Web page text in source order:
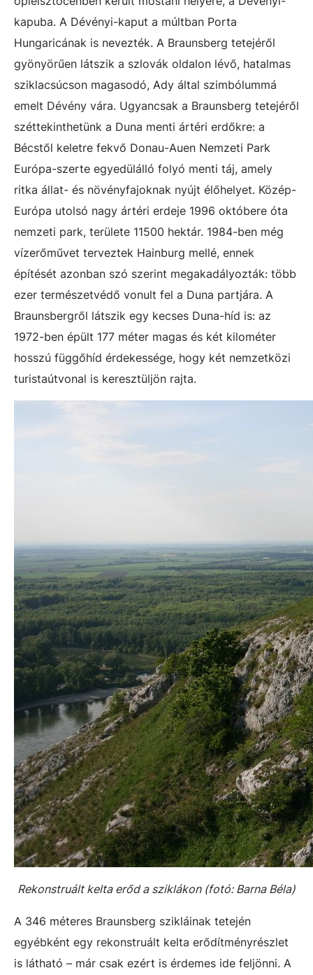
kapuba. A Dévényi-kaput a múltban Porta
Hungaricának is nevezték. A Braunsberg tetejéről
gyönyörűen látszik a szlovák oldalon lévő, hatalmas
sziklacsúcson magasodó, Ady által szimbólummá
emelt Dévény vára. Ugyancsak a Braunsberg tetejéről
széttekinthetünk a Duna menti ártéri erdőkre: a
Bécstől keletre fekvő Donau-Auen Nemzeti Park
Európa-szerte egyedülálló folyó menti táj, amely
ritka állat- és növényfajoknak nyújt élőhelyet. Közép-
Európa utolsó nagy ártéri erdeje 1996 októbere óta
nemzeti park, területe 11500 hektár. 1984-ben még
vízerőművet terveztek Hainburg mellé, ennek
építését azonban szó szerint megakadályozták: több
ezer természetvédő vonult fel a Duna partjára. A
Braunsbergről látszik egy kecses Duna-híd is: az
1972-ben épült 177 méter magas és két kilométer
hosszú függőhíd érdekessége, hogy két nemzetközi
turistaútvonal is keresztüljön rajta.
Rekonstruált kelta erőd a sziklákon (fotó: Barna Béla)
A 346 méteres Braunsberg szikláinak tetején
egyébként egy rekonstruált kelta erődítményrészlet
is látható – már csak ezért is érdemes ide feljönni. A